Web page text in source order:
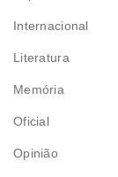
Internacional
Literatura
Memória
Oficial
Opinião